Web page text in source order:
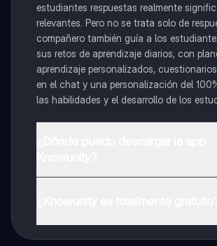
estudiantes respuestas realmente
relevantes. Pero no se trata solo de
compañero también guía a los
sus retos de aprendizaje diarios, con
aprendizaje personalizados,
en el chat y una personalización del
las habilidades y el desarrollo de los